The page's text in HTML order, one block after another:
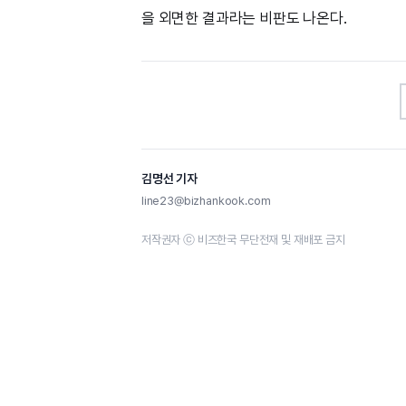
을 외면한 결과라는 비판도 나온다.
김명선 기자
line23@bizhankook.com
저작권자 ⓒ 비즈한국 무단전재 및 재배포 금지